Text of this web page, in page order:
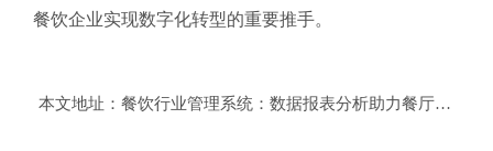
餐饮企业实现数字化转型的重要推手。
本文地址： 餐饮行业管理系统：数据报表分析助力餐厅精准决